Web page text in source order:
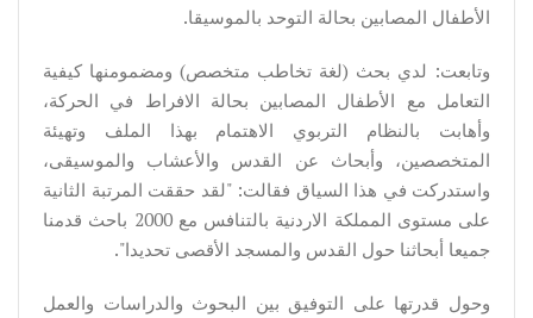
الأطفال المصابين بحالة التوحد بالموسيقا.
وتابعت: لدي بحث (لغة تخاطب متخصص) ومضمومنها كيفية
التعامل مع الأطفال المصابين بحالة الافراط في الحركة،
وأهابت بالنظام التربوي الاهتمام بهذا الملف وتهيئة
المتخصصين، وأبحاث عن القدس والأعشاب والموسيقى،
واستدركت في هذا السياق فقالت: "لقد حققت المرتبة الثانية
على مستوى المملكة الاردنية بالتنافس مع 2000 باحث قدمنا
جميعا أبحاثنا حول القدس والمسجد الأقصى تحديدا".
وحول قدرتها على التوفيق بين البحوث والدراسات والعمل